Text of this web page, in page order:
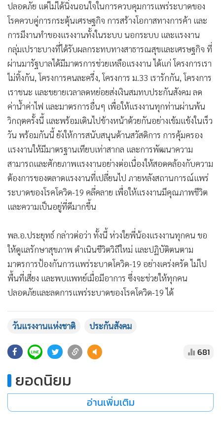
• กองทุนรวม
• Celeb Online
• Factcheck
• ญี่ปุ่น
• News1
Gotomanager
ปลอดภัย แต่ไม่ได้นิ่งนอนใจในการควบคุมการแพร่ระบาดของ
โรคควบคู่การกระตุ้นเศรษฐกิจ การสร้างโอกาสทางการค้า และ
การมีงานทำของแรงงานทั้งในระบบ นอกระบบ และแรงงาน
กลุ่มเปราะบางที่ได้รับผลกระทบทางสาธารณสุขและเศรษฐกิจ ที่
ผ่านมารัฐบาลได้มีมาตรการช่วยเหลือแรงงาน ได้แก่ โครงการเรา
ไม่ทิ้งกัน, โครงการคนละครึ่ง, โครงการ ม.33 เรารักกัน, โครงการ
เราชนะ และขยายเวลาลดหย่อยส่งเงินสมทบประกันสังคม ลด
ค่าน้ำค่าไฟ และมาตรการอื่นๆ เพื่อให้แรงงานทุกท่านผ่านพ้น
วิกฤตครั้งนี้ และพร้อมเดินไปข้างหน้าด้วยกันอย่างเข้มแข้งในเร็ว
วัน พร้อมกันนี้ ยังให้การสนับสนุนด้านสวัสดิการ การคุ้มครอง
แรงงานให้มีมาตรฐานเทียบเท่าสากล และการพัฒนาความ
สามารถและศักยภาพแรงงานอย่างต่อเนื่องให้สอดคล้องกับความ
ต้องการของตลาดแรงงานที่เปลี่ยนไป ภายหลังสถานการณ์แพร่
ระบาดของโรคโควิด-19 คลี่คลาย เพื่อให้แรงงานมีคุณภาพชีวิต
และความเป็นอยู่ที่ดีมากขึ้น
พล.อ.ประยุทธ์ กล่าวต่อว่า ทั้งนี้ ห่วงใยพี่น้องแรงงานทุกคน ขอ
ให้ดูแลรักษาสุขภาพ ดำเนินชีวิตวิถีใหม่ และปฏิบัติตนตาม
มาตรการป้องกันการแพร่ระบาดโควิด-19 อย่างเคร่งครัด ไม่ไป
พื้นที่เสี่ยง และพบแพทย์เมื่อมีอาการ ซึ่งจะช่วยให้ทุกคน
ปลอดภัยและลดการแพร่ระบาดของโรคโควิด-19 ได้
วันแรงงานแห่งชาติ ประกันสังคม
681
ยอดนิยม
อ่านเพิ่มเติม